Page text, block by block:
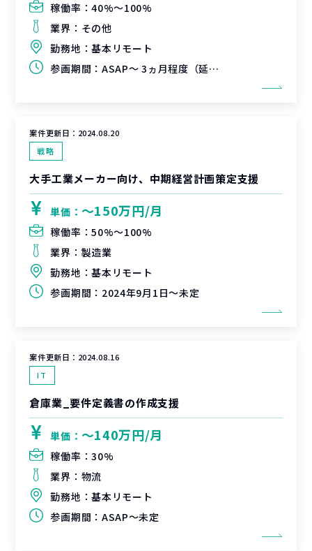
稼働率：40%〜100%
業界： その他
勤務地：基本リモート
参画期間： ASAP～ 3ヵ月程度（延長可能性有）
案件更新日： 2024.08.20
戦略
大手工業メーカー向け、中期経営計画策定支援
単価： 〜150万円/月
稼働率：50%〜100%
業界： 製造業
勤務地：基本リモート
参画期間： 2024年9月1日～未定
案件更新日： 2024.08.16
IT
倉庫業_要件定義書の作成支援
単価： 〜140万円/月
稼働率：30%
業界： 物流
勤務地：基本リモート
参画期間： ASAP～未定